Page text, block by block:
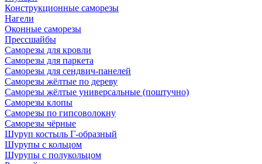
Конструкционные саморезы
Нагели
Оконные саморезы
Прессшайбы
Саморезы для кровли
Саморезы для паркета
Саморезы для сендвич-панелей
Саморезы жёлтые по дереву
Саморезы жёлтые универсальные (поштучно)
Саморезы клопы
Саморезы по гипсоволокну
Саморезы чёрные
Шуруп костыль Г-образный
Шурупы с кольцом
Шурупы с полукольцом